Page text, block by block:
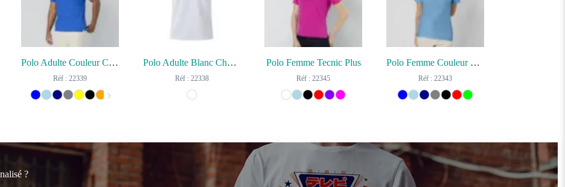
Polo Adulte Couleur Charles
Réf : 22339
Polo Adulte Blanc Charles
Réf : 22338
Polo Femme Tecnic Plus
Réf : 22345
Polo Femme Couleur Charles
Réf : 22343
?